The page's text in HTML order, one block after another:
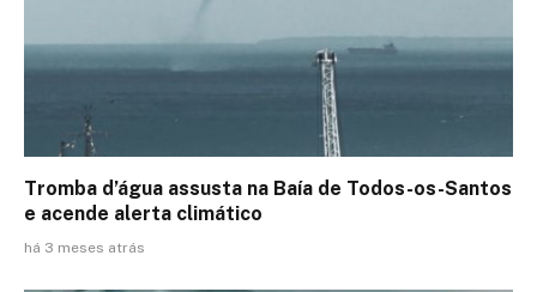
Tromba d’água assusta na Baía de Todos-os-Santos
e acende alerta climático
há 3 meses atrás